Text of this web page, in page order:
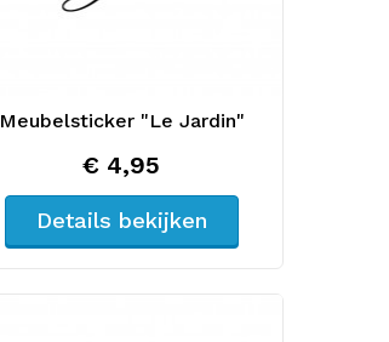
Meubelsticker "Le Jardin"
€ 4,95
Details bekijken